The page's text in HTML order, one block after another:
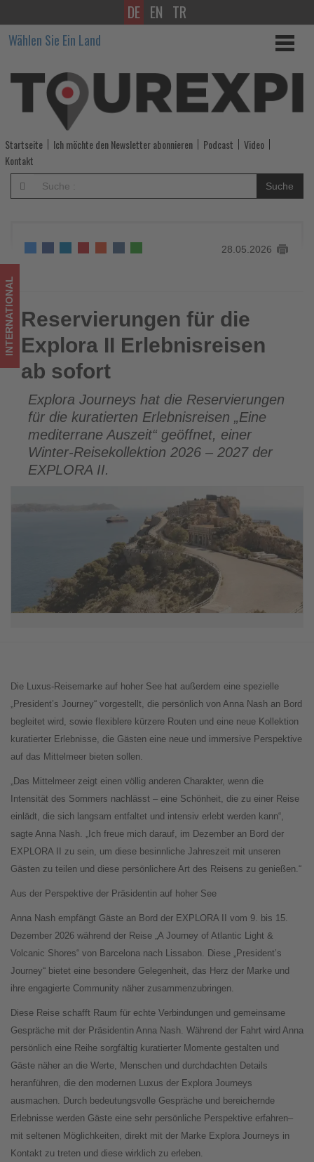
Reservierungen
für
die
Explora
II
Erlebnisreisen
ab
Wissen,
was
im
Tourismus
los
ist!
DE EN TR
Wählen Sie Ein Land
Startseite Ich möchte den Newsletter abonnieren Podcast
Video
Kontakt
Suche
28.05.2026
Reservierungen für die Explora II Erlebnisreisen ab sofort
INTERNATIONAL Reservierungen für die
Explora II Erlebnisreisen
ab sofort
Explora Journeys hat die Reservierungen
für die kuratierten Erlebnisreisen „Eine
mediterrane Auszeit“ geöffnet, einer
Winter-Reisekollektion 2026 – 2027 der
EXPLORA II.
Die Luxus-Reisemarke auf hoher See hat außerdem eine spezielle
„President’s Journey“ vorgestellt, die persönlich von Anna Nash an Bord
begleitet wird, sowie flexiblere kürzere Routen und eine neue Kollektion
kuratierter Erlebnisse, die Gästen eine neue und immersive Perspektive
auf das Mittelmeer bieten sollen.
„Das Mittelmeer zeigt einen völlig anderen Charakter, wenn die
Intensität des Sommers nachlässt – eine Schönheit, die zu einer Reise
einlädt, die sich langsam entfaltet und intensiv erlebt werden kann“,
sagte Anna Nash. „Ich freue mich darauf, im Dezember an Bord der
EXPLORA II zu sein, um diese besinnliche Jahreszeit mit unseren
Gästen zu teilen und diese persönlichere Art des Reisens zu genießen.“
Aus der Perspektive der Präsidentin auf hoher See
Anna Nash empfängt Gäste an Bord der EXPLORA II vom 9. bis 15.
Dezember 2026 während der Reise „A Journey of Atlantic Light &
Volcanic Shores“ von Barcelona nach Lissabon. Diese „President’s
Journey“ bietet eine besondere Gelegenheit, das Herz der Marke und
ihre engagierte Community näher zusammenzubringen.
Diese Reise schafft Raum für echte Verbindungen und gemeinsame
Gespräche mit der Präsidentin Anna Nash. Während der Fahrt wird Anna
persönlich eine Reihe sorgfältig kuratierter Momente gestalten und
Gäste näher an die Werte, Menschen und durchdachten Details
heranführen, die den modernen Luxus der Explora Journeys
ausmachen. Durch bedeutungsvolle Gespräche und bereichernde
Erlebnisse werden Gäste eine sehr persönliche Perspektive erfahren–
mit seltenen Möglichkeiten, direkt mit der Marke Explora Journeys in
Kontakt zu treten und diese wirklich zu erleben.